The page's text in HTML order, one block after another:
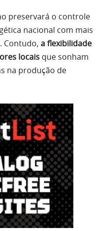
preservará o controle
nacional com mais
Contudo, a flexibilidade
locais que sonham
na produção de